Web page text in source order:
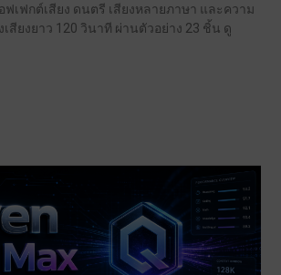
เฟกต์เสียง ดนตรี เสียงหลายภาษา และความ
สียงยาว 120 วินาที ผ่านตัวอย่าง 23 ชิ้น ดู